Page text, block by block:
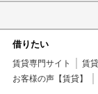
借りたい
賃貸専門サイト 賃
お客様の声【賃貸】